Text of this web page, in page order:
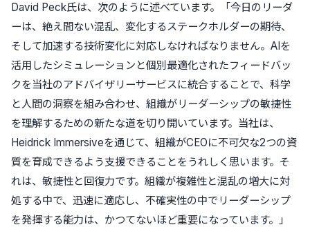
David Peck氏は、次のように述べています。「今日のリーダ
ーは、絶え間ない混乱、変化するステークホルダーの期待、
そして加速する技術変化に対応しなければなりません。AIを
活用したシミュレーションと個別最適化されたフィードバッ
クを当社のアドバイザリーサービスに統合することで、科学
と人間の洞察を組み合わせ、組織がリーダーシップの敏捷性
を理解するための新たな道を切り開いています。当社は、
Heidrick Immersiveを通じて、組織がCEOに不可欠な2つの資
質を育成できるよう支援できることをうれしく思います。そ
れは、敏捷性と回復力です。組織が複雑性と混乱の増大に対
処する中で、迅速に適応し、不確実性の中でリーダーシップ
を発揮する能力は、かつてないほど重要になっています。」